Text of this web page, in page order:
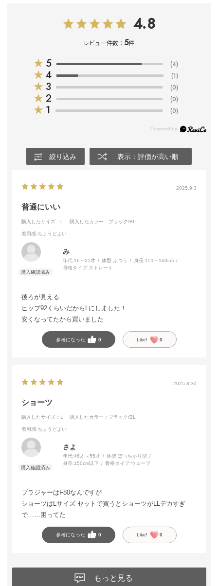
4.8
レビュー件数：5件
★ 5 (4)
★ 4 (1)
★ 3 (0)
★ 2 (0)
★ 1 (0)
絞り込み 表示：評価が高い順
2025.9.3
普通にいい
購入したサイズ：L 購入したカラー：ブラック/BL
着用感:ちょうどよい
み
年代:16～25才 体型:ふつう 身長:151～160cm
骨格タイプ:ストレート
後ろが見える
ヒップ92くらいだからLにしました！
安くなってたから買いました
参考になった 0 Like! 0
2025.8.30
ショーツ
購入したサイズ：L 購入したカラー：ブラック/BL
着用感:ちょうどよい
さよ
年代:46才～55才 体型:ぽっちゃり型
身長:150cm以下 骨格タイプ:ウェーブ
ブラジャーはF80なんですが
ショーツはLサイズ セットで買うとショーツがLLデカすぎ
で……困ってた
参考になった 0 Like! 0
もっと見る